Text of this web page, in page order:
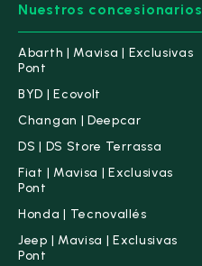
Nuestros concesionarios
Abarth | Mavisa | Exclusivas
Pont
BYD | Ecovolt
Changan | Deepcar
DS | DS Store Terrassa
Fiat | Mavisa | Exclusivas
Pont
Honda | Tecnovallés
Jeep | Mavisa | Exclusivas
Pont